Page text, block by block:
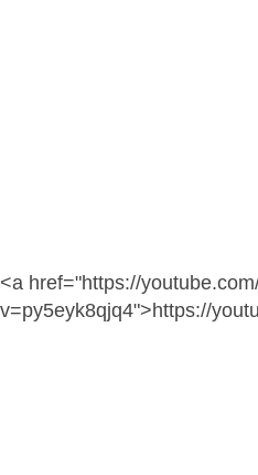
<a href="https://
v=py5eyk8qjq4">https://